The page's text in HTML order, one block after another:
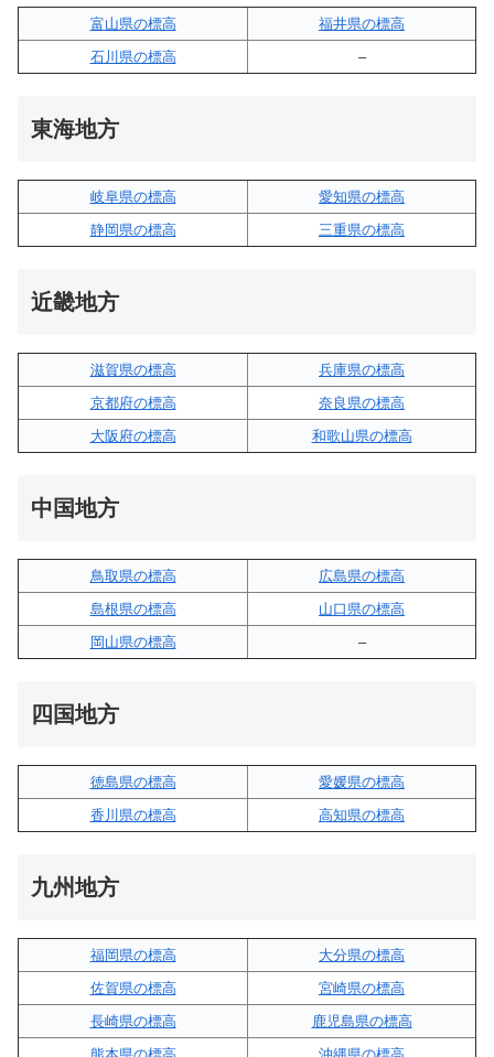
富山県の標高
福井県の標高
石川県の標高
–
東海地方
岐阜県の標高
愛知県の標高
静岡県の標高
三重県の標高
近畿地方
滋賀県の標高
兵庫県の標高
京都府の標高
奈良県の標高
大阪府の標高
和歌山県の標高
中国地方
鳥取県の標高
広島県の標高
島根県の標高
山口県の標高
岡山県の標高
–
四国地方
徳島県の標高
愛媛県の標高
香川県の標高
高知県の標高
九州地方
福岡県の標高
大分県の標高
佐賀県の標高
宮崎県の標高
長崎県の標高
鹿児島県の標高